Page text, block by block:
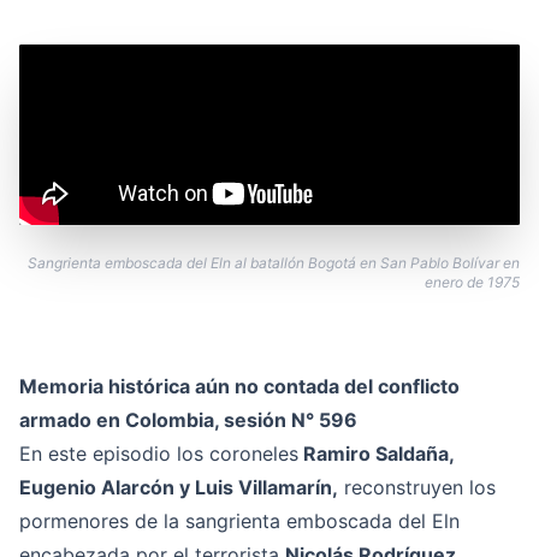
Sangrienta emboscada del Eln al batallón Bogotá en San Pablo Bolívar en
enero de 1975
Memoria histórica aún no contada del conflicto
armado en Colombia, sesión N° 596
En este episodio los coroneles Ramiro Saldaña,
Eugenio Alarcón y Luis Villamarín, reconstruyen los
pormenores de la sangrienta emboscada del Eln